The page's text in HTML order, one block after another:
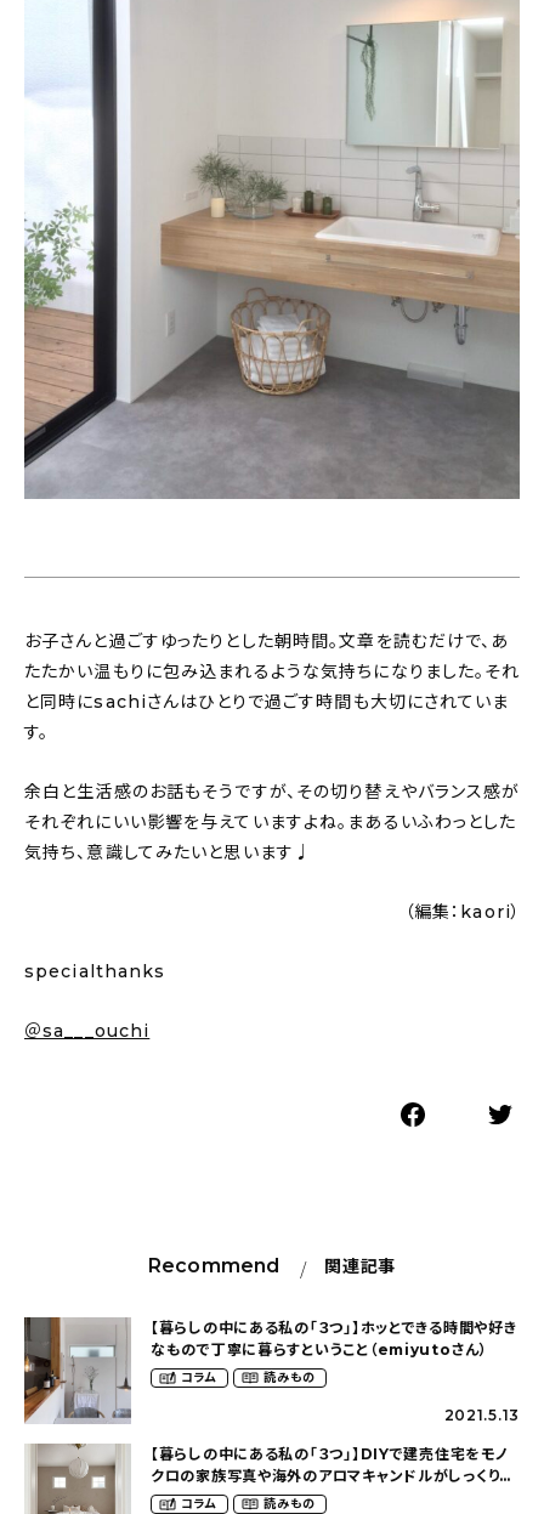
お子さんと過ごすゆったりとした朝時間。文章を読むだけで、あ
たたかい温もりに包み込まれるような気持ちになりました。それ
と同時にsachiさんはひとりで過ごす時間も大切にされていま
す。
余白と生活感のお話もそうですが、その切り替えやバランス感が
それぞれにいい影響を与えていますよね。まあるいふわっとした
気持ち、意識してみたいと思います♩
（編集：kaori）
specialthanks
＠sa___ouchi
Recommend 関連記事
【暮らしの中にある私の「３つ」】ホッとできる時間や好き
なもので丁寧に暮らすということ（emiyutoさん）
コラム 読みもの
2021.5.13
【暮らしの中にある私の「３つ」】DIYで建売住宅をモノ
クロの家族写真や海外のアロマキャンドルがしっくりく
る空間に（ie.no.kotoさん）
コラム 読みもの